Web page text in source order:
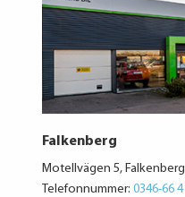
Falkenberg
Motellvägen 5, Falkenberg
Telefonnummer: 0346-66